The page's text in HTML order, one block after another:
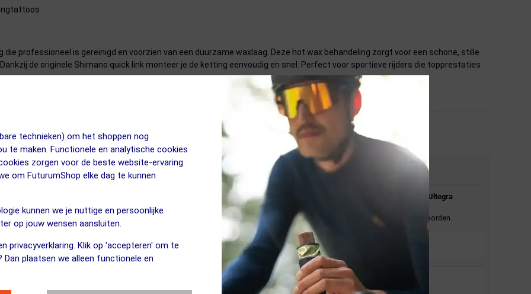
technieken) om het shoppen nog
te maken. Functionele en analytische cookies
zorgen voor de beste website-ervaring.
om FuturumShop elke dag te kunnen
kunnen we je nuttige en persoonlijke
op jouw wensen aansluiten.
privacyverklaring. Klik op 'accepteren' om te
Dan plaatsen we alleen functionele en
professioneel is gereinigd en voorzien van een duurzame waxlaag. Deze hot wax behandeling zorgt voor een schone, stille
de originele Shimano quick link monteer je de ketting eenvoudig en snel. Perfect voor sportieve rijders die topprestaties
Bv. Squirt? Of moet dat terug een hotwax zijn?
een andere wax te gebruiken.
STEL JE VRAAG
Shimano Ultegra
En wij zullen je zo spoedig mogelijk antwoorden.